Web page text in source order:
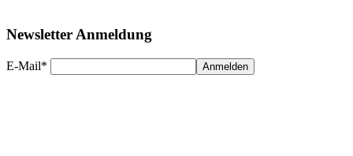
Newsletter Anmeldung
E-Mail* Anmelden